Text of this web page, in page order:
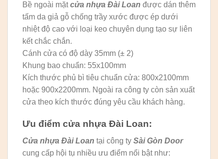
Bề ngoài mặtcửa nhựa Đài Loan được dán thêm
tấm da giả gỗ chống trầy xước được ép dưới
nhiệt độ cao với loại keo chuyên dụng tạo sự liên
kết chắc chắn.
Cánh cửa có độ dày 35mm (± 2)
Khung bao chuẩn: 55x100mm
Kích thước phủ bì tiêu chuẩn cửa: 800x2100mm
hoặc 900x2200mm. Ngoài ra công ty còn sản xuất
cửa theo kích thước đúng yêu cầu khách hàng.
Ưu điểm cửa nhựa Đài Loan:
Cửa nhựa Đài Loan tại công ty Sài Gòn Door
cung cấp hội tụ nhiều ưu điểm nổi bật như: